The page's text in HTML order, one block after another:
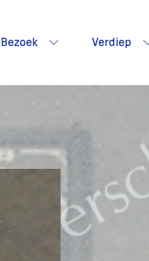
Bezoek Verdiep